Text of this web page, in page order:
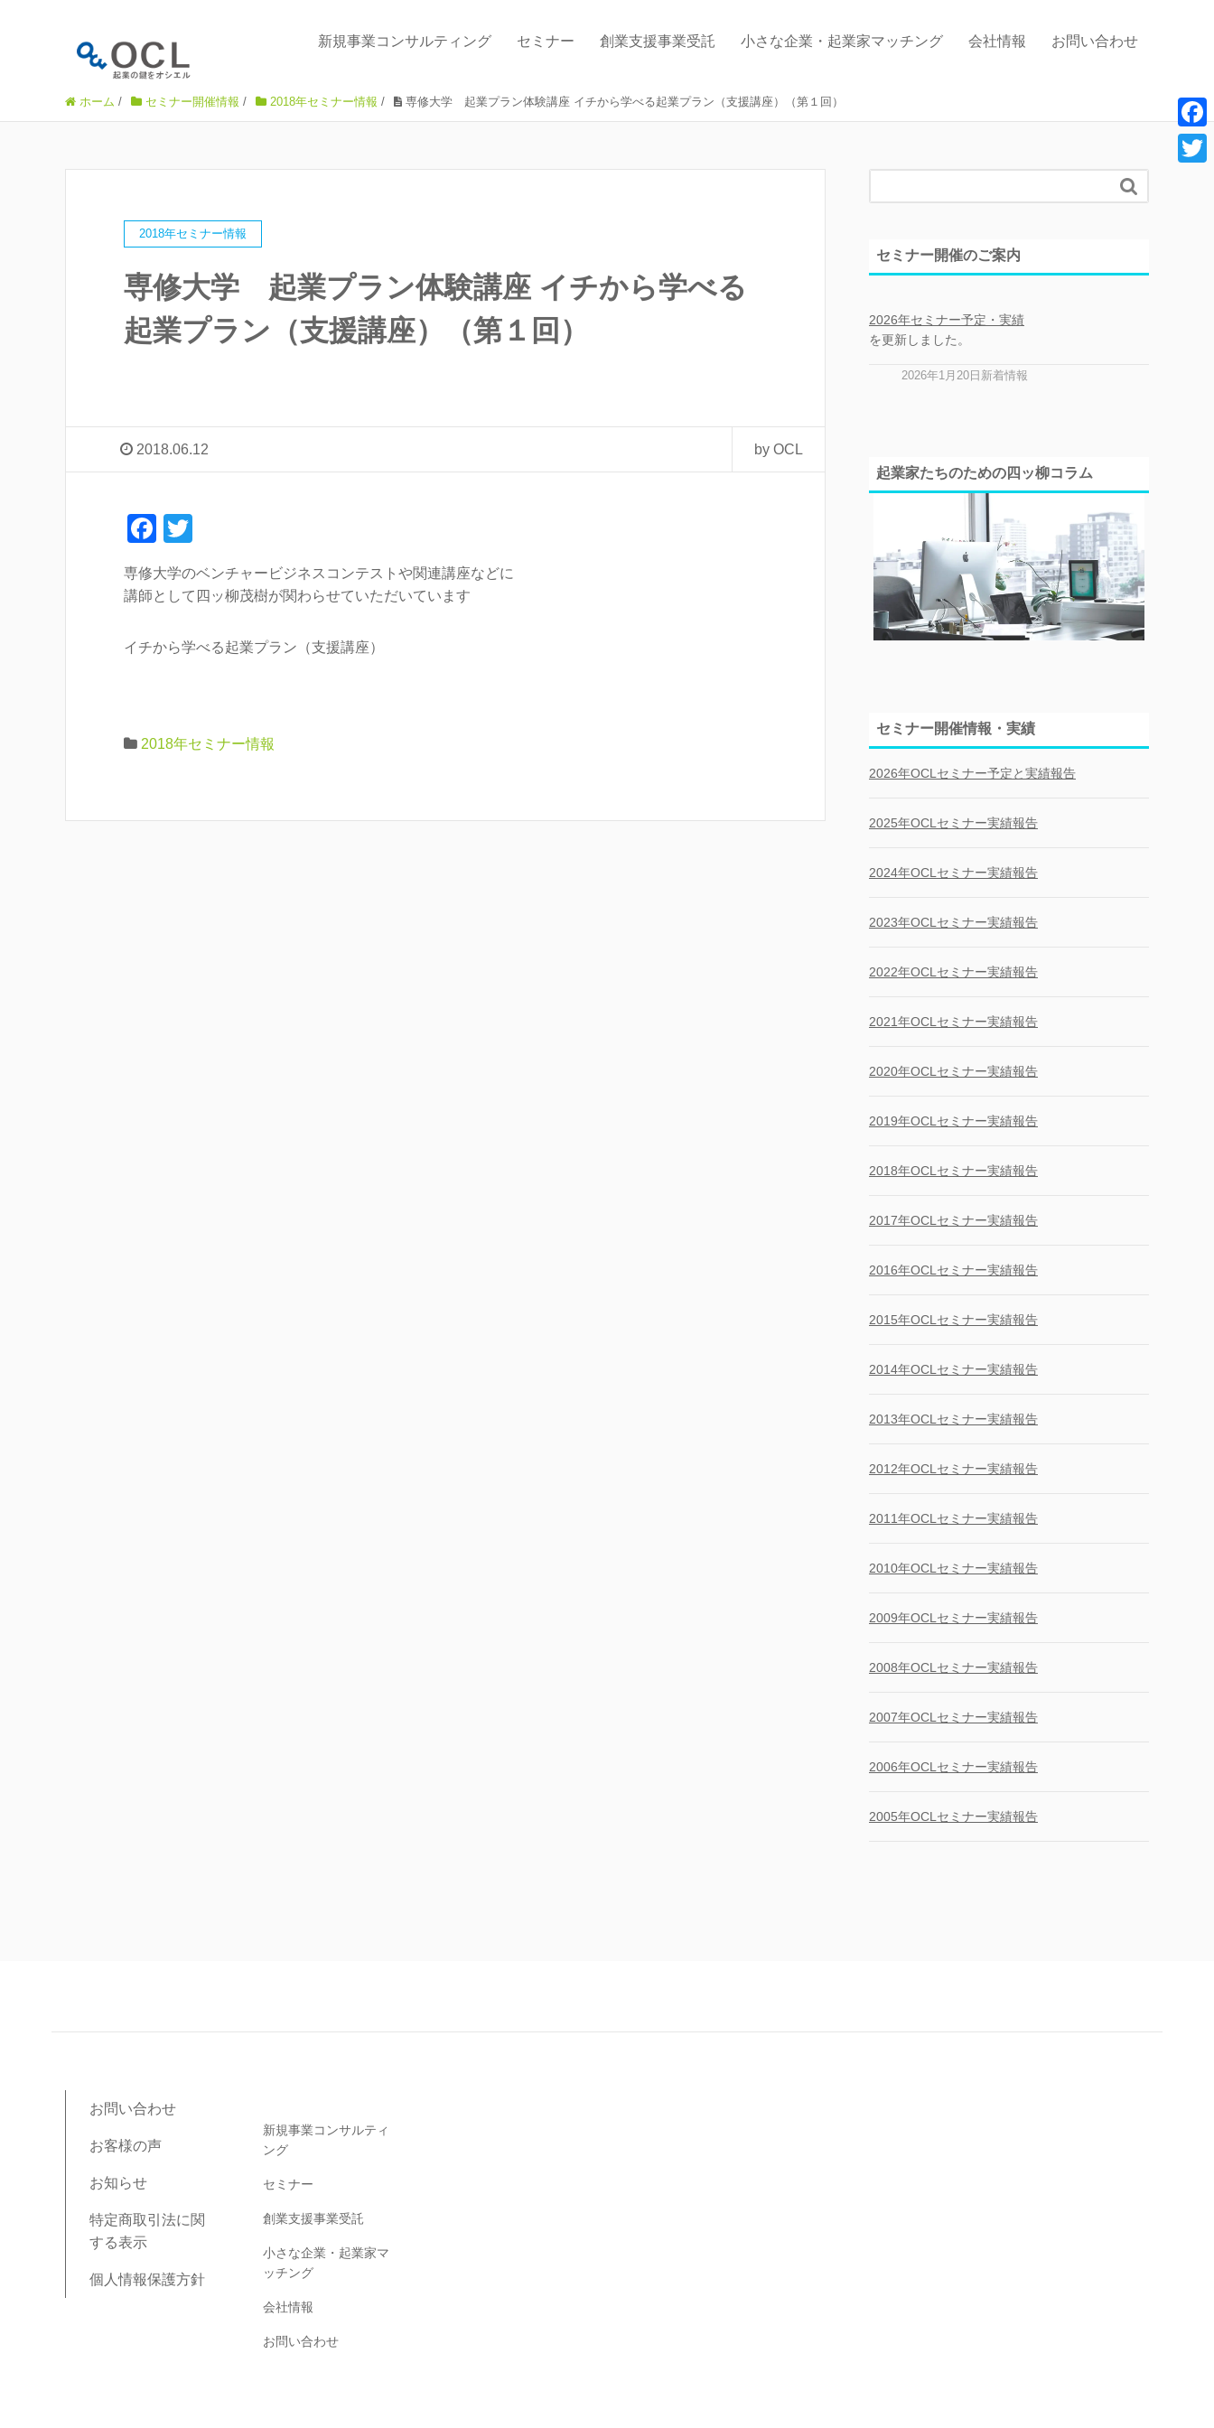
新規事業コンサルティング セミナー 創業支援事業受託 小さな企業・起業家マッチング 会社情報 お問い合わせ
ホーム / セミナー開催情報 / 2018年セミナー情報 / 専修大学 起業プラン体験講座 イチから学べる起業プラン（支援講座）（第１回）
2018年セミナー情報
専修大学 起業プラン体験講座 イチから学べる
起業プラン（支援講座）（第１回）
2018.06.12 by OCL
F
c
b
k
tt
専修大学のベンチャービジネスコンテストや関連講座などに
講師として四ッ柳茂樹が関わらせていただいています
イチから学べる起業プラン（支援講座）
2018年セミナー情報

セミナー開催のご案内
2026年セミナー予定・実績
を更新しました。
2026年1月20日新着情報
起業家たちのための四ッ柳コラム
セミナー開催情報・実績
2026年OCLセミナー予定と実績報告
2025年OCLセミナー実績報告
2024年OCLセミナー実績報告
2023年OCLセミナー実績報告
2022年OCLセミナー実績報告
2021年OCLセミナー実績報告
2020年OCLセミナー実績報告
2019年OCLセミナー実績報告
2018年OCLセミナー実績報告
2017年OCLセミナー実績報告
2016年OCLセミナー実績報告
2015年OCLセミナー実績報告
2014年OCLセミナー実績報告
2013年OCLセミナー実績報告
2012年OCLセミナー実績報告
2011年OCLセミナー実績報告
2010年OCLセミナー実績報告
2009年OCLセミナー実績報告
2008年OCLセミナー実績報告
2007年OCLセミナー実績報告
2006年OCLセミナー実績報告
2005年OCLセミナー実績報告
お問い合わせ
お客様の声
お知らせ
特定商取引法に関
する表示
個人情報保護方針
新規事業コンサルティ
ング
セミナー
創業支援事業受託
小さな企業・起業家マ
ッチング
会社情報
お問い合わせ
F